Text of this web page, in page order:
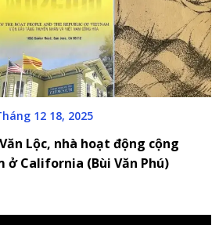
12 18, 2025
Lộc, nhà hoạt động cộng
ở California (Bùi Văn Phú)